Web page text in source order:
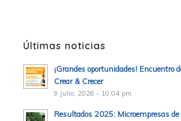
Últimas noticias
¡Grandes oportunidades! Encuentro
Crear & Crecer
9 julio, 2026 - 10:04 pm
Resultados 2025: Microempresas